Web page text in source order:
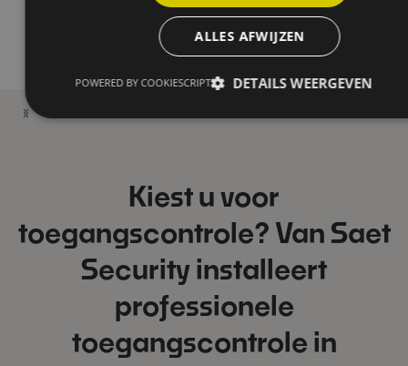
Kiest u voor
toegangscontrole? Van Saet
Security installeert
professionele
toegangscontrole in
ALLES AFWIJZEN
DETAILS WEERGEVEN
POWERED BY COOKIESCRIPT